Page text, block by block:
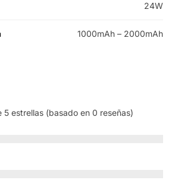
24W
1000mAh – 2000mAh
5 estrellas (basado en 0 reseñas)